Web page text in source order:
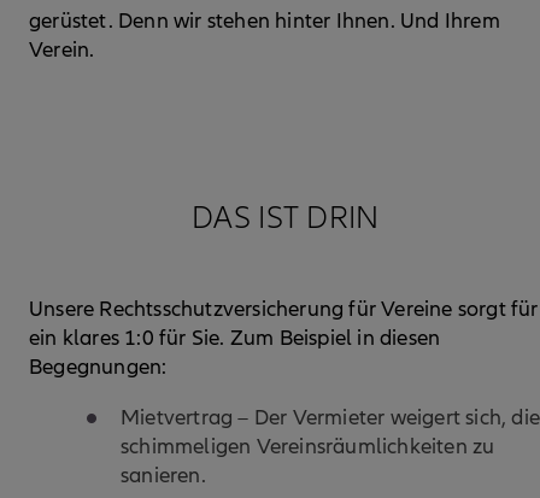
gerüstet. Denn wir stehen hinter Ihnen. Und Ihrem
Verein.
DAS IST DRIN
Unsere Rechtsschutzversicherung für Vereine sorgt für
ein klares 1:0 für Sie. Zum Beispiel in diesen
Begegnungen:
Mietvertrag – Der Vermieter weigert sich, die
schimmeligen Vereinsräumlichkeiten zu
sanieren.